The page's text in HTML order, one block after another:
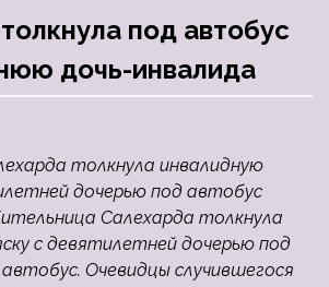
под автобус
дочь-инвалида
толкнула инвалидную
дочерью под автобус
Салехарда толкнула
с девятилетней дочерью под
Очевидцы случившегося